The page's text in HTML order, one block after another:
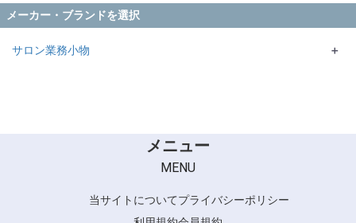
メーカー・ブランドを選択
サロン業務小物
＋
メニュー
MENU
当サイトについてプライバシーポリシー